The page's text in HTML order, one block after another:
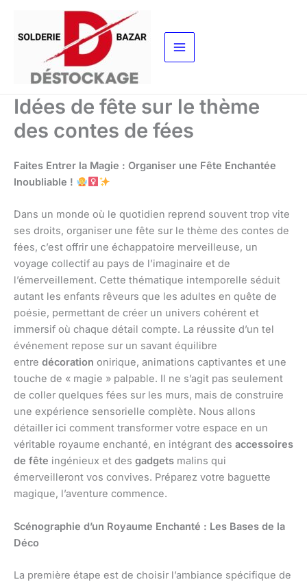
contenu
Idées de fête sur le thème
des contes de fées
Faites Entrer la Magie : Organiser une Fête Enchantée
Inoubliable !
Dans un monde où le quotidien reprend souvent trop vite
ses droits, organiser une fête sur le thème des contes de
fées, c’est offrir une échappatoire merveilleuse, un
voyage collectif au pays de l’imaginaire et de
l’émerveillement. Cette thématique intemporelle séduit
autant les enfants rêveurs que les adultes en quête de
poésie, permettant de créer un univers cohérent et
immersif où chaque détail compte. La réussite d’un tel
événement repose sur un savant équilibre
entre décoration onirique, animations captivantes et une
touche de « magie » palpable. Il ne s’agit pas seulement
de coller quelques fées sur les murs, mais de construire
une expérience sensorielle complète. Nous allons
détailler ici comment transformer votre espace en un
véritable royaume enchanté, en intégrant des accessoires
de fête ingénieux et des gadgets malins qui
émerveilleront vos convives. Préparez votre baguette
magique, l’aventure commence.
Scénographie d’un Royaume Enchanté : Les Bases de la
Déco
La première étape est de choisir l’ambiance spécifique de